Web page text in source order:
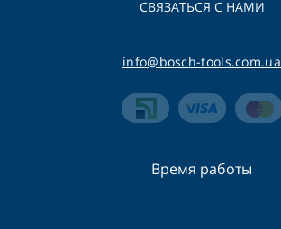
СВЯЗАТЬСЯ С НАМИ
info@bosch-tools.com.ua
Время работы